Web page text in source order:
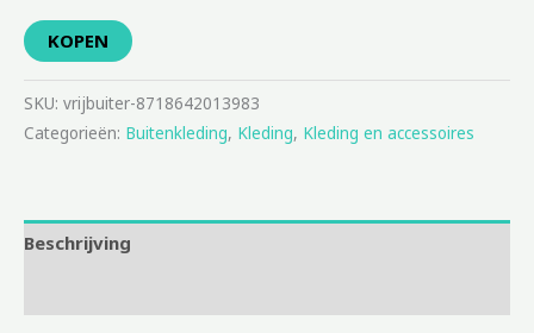
KOPEN
SKU: vrijbuiter-8718642013983
Categorieën: Buitenkleding, Kleding, Kleding en accessoires
Beschrijving